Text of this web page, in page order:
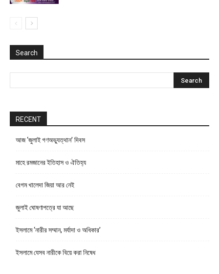
Search
RECENT
আজ ‘জুলাই গণঅভ্যুত্থান’ দিবস
মাহে রমজানের ইতিহাস ও ঐতিহ্য
বেগম খালেদা জিয়া আর নেই
জুলাই ঘোষণাপত্রে যা আছে
ইসলামে ‘নারীর সম্মান, মর্যাদা ও অধিকার’
ইসলামে যেসব নারীকে বিয়ে করা নিষেধ